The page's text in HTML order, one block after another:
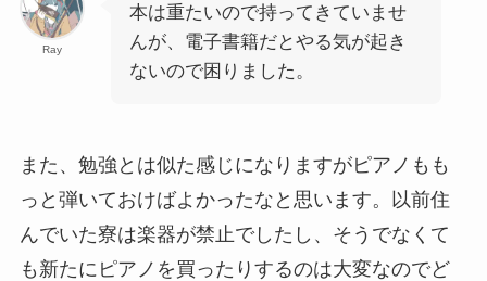
Ray
本は重たいので持ってきていませ
んが、電子書籍だとやる気が起き
ないので困りました。
また、勉強とは似た感じになりますがピアノもも
っと弾いておけばよかったなと思います。以前住
んでいた寮は楽器が禁止でしたし、そうでなくて
も新たにピアノを買ったりするのは大変なのでど